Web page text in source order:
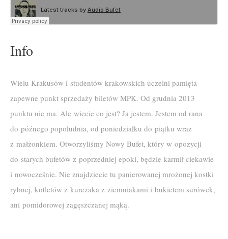
Info
Wielu Krakusów i studentów krakowskich uczelni pamięta
zapewne punkt sprzedaży biletów MPK. Od grudnia 2013
punktu nie ma. Ale wiecie co jest? Ja jestem. Jestem od rana
do późnego popołudnia, od poniedziałku do piątku wraz
z małżonkiem. Otworzyliśmy Nowy Bufet, który w opozycji
do starych bufetów z poprzedniej epoki, będzie karmił ciekawie
i nowocześnie. Nie znajdziecie tu panierowanej mrożonej kostki
rybnej, kotletów z kurczaka z ziemniakami i bukietem surówek,
ani pomidorowej zagęszczanej mąką.